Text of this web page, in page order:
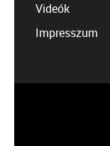
Videók
Impresszum